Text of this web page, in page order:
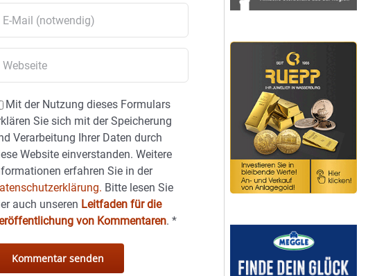
Mit der Nutzung dieses Formulars
Sie sich mit der Speicherung
Verarbeitung Ihrer Daten durch
Website einverstanden. Weitere
erfahren Sie in der
Bitte lesen Sie
auch unseren Leitfaden für die
von Kommentaren.*